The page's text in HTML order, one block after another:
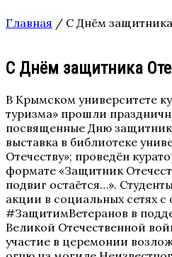
Главная / С Днём
С Днём защитника
В Крымском университете
туризма» прошли
посвященные Дню
выставка в библиотеке
Отечеству»; проведён
формате «Защитник
подвиг остаётся…».
акции в социальных сетях
#ЗащитимВетеранов в
Великой Отечественной
участие в церемонии